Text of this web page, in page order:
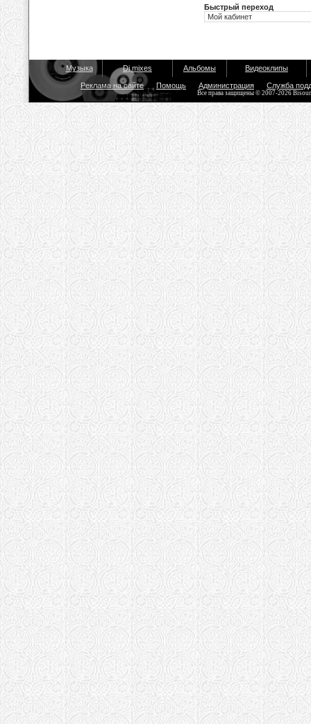
Быстрый переход
Музыка Dj mixes Альбомы Видеоклипы
Реклама на сайте Помощь Администрация Служба
Все права защищены © 2007-2026